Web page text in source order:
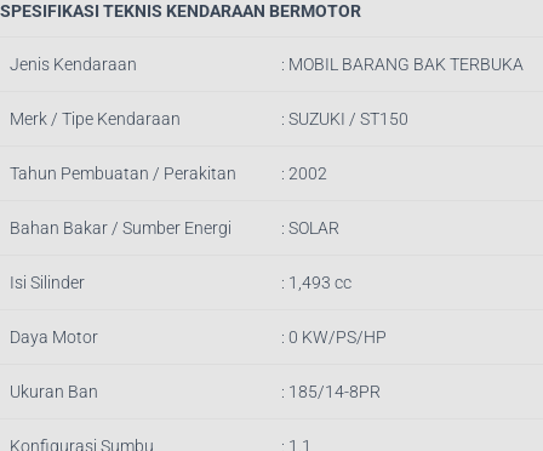
SPESIFIKASI TEKNIS KENDARAAN BERMOTOR
Jenis Kendaraan : MOBIL BARANG BAK TERBUKA
Merk / Tipe Kendaraan : SUZUKI / ST150
Tahun Pembuatan / Perakitan : 2002
Bahan Bakar / Sumber Energi : SOLAR
Isi Silinder : 1,493 cc
Daya Motor : 0 KW/PS/HP
Ukuran Ban : 185/14-8PR
Konfigurasi Sumbu : 1.1